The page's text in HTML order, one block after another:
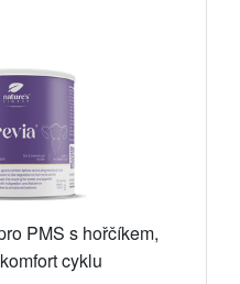
PMS s hořčíkem,
cyklu